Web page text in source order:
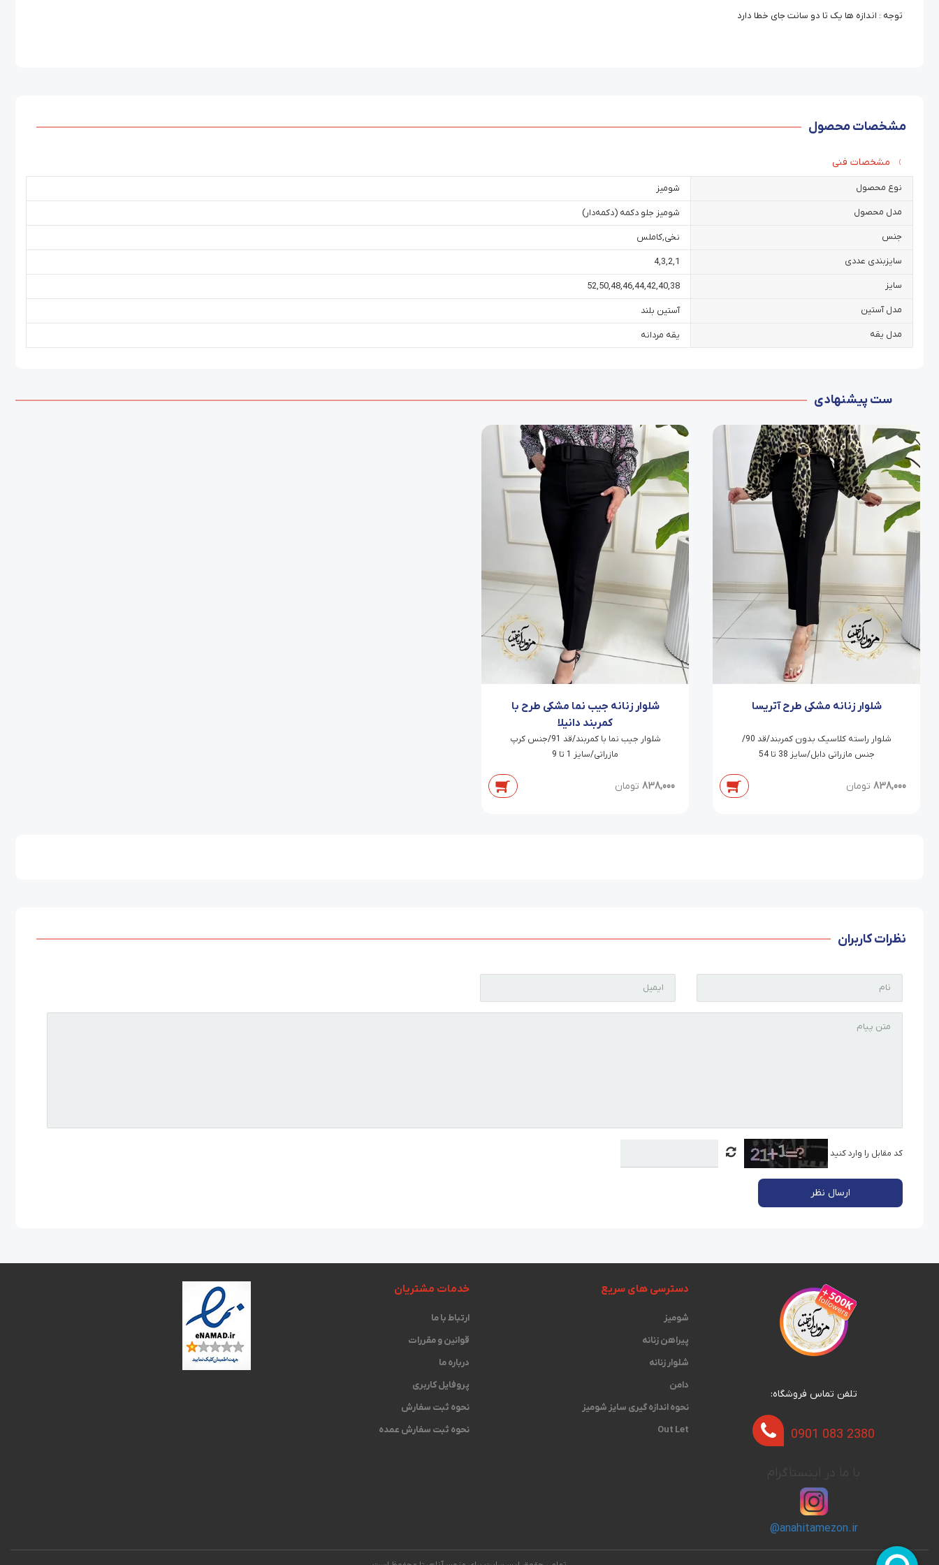
توجه : اندازه ها یک تا دو سانت جای خطا دارد
مشخصات محصول
مشخصات فنی
نوع محصول شومیز
مدل محصول شومیز جلو دکمه (دکمه‌دار)
جنس نخی,کاملس
سایزبندی عددی 1
,
2
,
3
,
4
سایز 38
,
40
,
42
,
44
,
46
,
48
,
50
,
52
مدل آستین آستین بلند
مدل یقه یقه مردانه
ست پیشنهادی
شلوار زنانه مشکی طرح آتریسا
شلوار راسته کلاسیک بدون کمربند/قد 90/
جنس مازراتی دابل/سایز 38 تا 54
838,000 تومان
شلوار زنانه جیب نما مشکی طرح با
کمربند دانیلا
شلوار جیب نما با کمربند/قد 91/جنس کرپ
مازراتی/سایز 1 تا 9
838,000 تومان
نظرات کاربران
کد مقابل را وارد کنید
ارسال نظر
تلفن تماس فروشگاه:
0901 083 2380
@anahitamezon.ir
دسترسی های سریع
شومیز
پیراهن زنانه
شلوار زنانه
دامن
نحوه اندازه گیری ‫سایز شومیز
Out Let
خدمات مشتریان
ارتباط با ما
قوانین و مقررات
درباره ما
پروفایل کاربری
نحوه ثبت سفارش
نحوه ثبت سفارش عمده